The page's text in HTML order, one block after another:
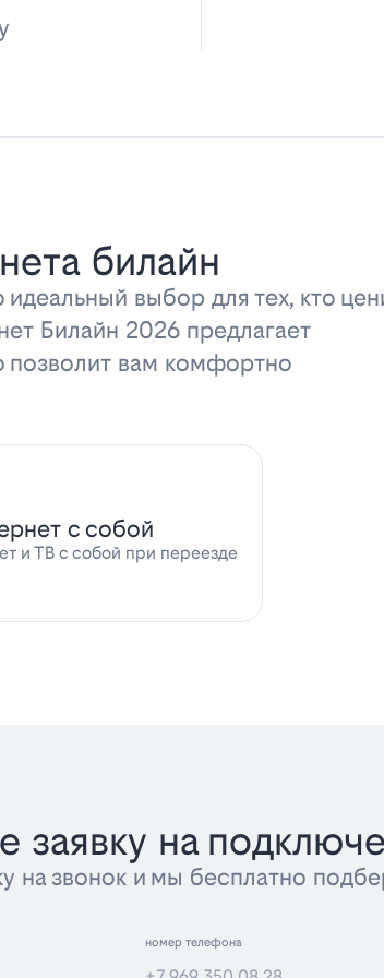
билайн
выбор для тех, кто
Билайн 2026 предлагает
позволит вам комфортно
с собой
и ТВ с собой при переезде
заявку на
на звонок и мы бесплатно
номер телефона